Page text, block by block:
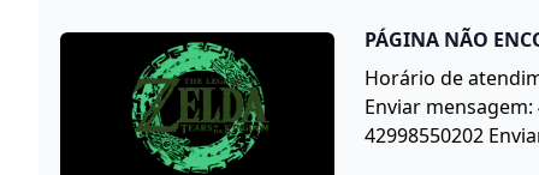
PÁGINA NÃO
Horário de
Enviar
42998550202